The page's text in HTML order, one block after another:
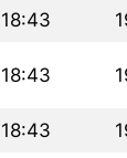
18:43
18:43
18:43